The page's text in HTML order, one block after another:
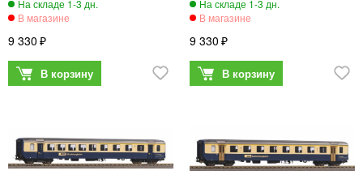
9 330 9 330